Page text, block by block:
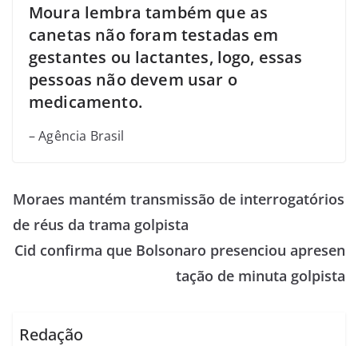
Moura lembra também que as
canetas não foram testadas em
gestantes ou lactantes, logo, essas
pessoas não devem usar o
medicamento.
– Agência Brasil
Moraes mantém transmissão de interrogatórios
de réus da trama golpista
Cid confirma que Bolsonaro presenciou apresen
tação de minuta golpista
Redação